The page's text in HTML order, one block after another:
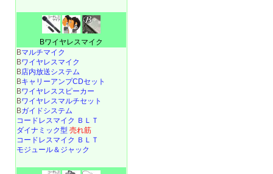
Bワイヤレスマイク
Bマルチマイク
Bワイヤレスマイク
B店内放送システム
BキャリーアンプCDセット
Bワイヤレススピーカー
Bワイヤレスマルチセット
Bガイドシステム
コードレスマイク ＢＬＴ
ダイナミック型 売れ筋
コードレスマイク ＢＬＴ
モジュール＆ジャック